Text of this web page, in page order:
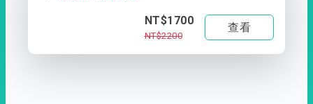
NT$1700
NT$2200
查看